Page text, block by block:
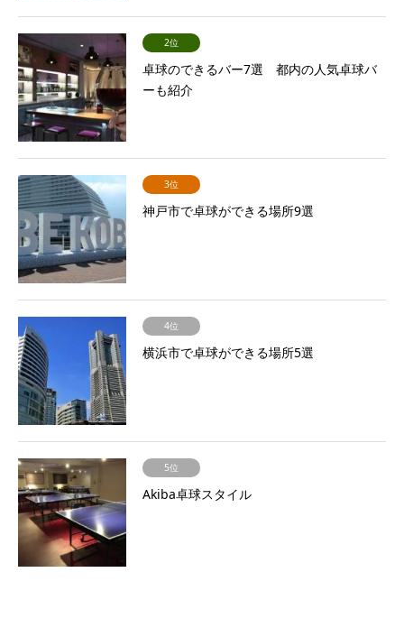
2位
卓球のできるバー7選 都内の人気卓球バ
ーも紹介
3位
神戸市で卓球ができる場所9選
4位
横浜市で卓球ができる場所5選
5位
Akiba卓球スタイル